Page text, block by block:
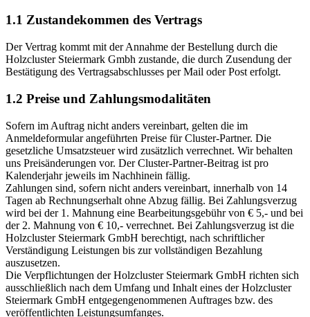
1.1 Zustandekommen des Vertrags
Der Vertrag kommt mit der Annahme der Bestellung durch die
Holzcluster Steiermark Gmbh zustande, die durch Zusendung der
Bestätigung des Vertragsabschlusses per Mail oder Post erfolgt.
1.2 Preise und Zahlungsmodalitäten
Sofern im Auftrag nicht anders vereinbart, gelten die im
Anmeldeformular angeführten Preise für Cluster-Partner. Die
gesetzliche Umsatzsteuer wird zusätzlich verrechnet. Wir behalten
uns Preisänderungen vor. Der Cluster-Partner-Beitrag ist pro
Kalenderjahr jeweils im Nachhinein fällig.
Zahlungen sind, sofern nicht anders vereinbart, innerhalb von 14
Tagen ab Rechnungserhalt ohne Abzug fällig. Bei Zahlungsverzug
wird bei der 1. Mahnung eine Bearbeitungsgebühr von € 5,- und bei
der 2. Mahnung von € 10,- verrechnet. Bei Zahlungsverzug ist die
Holzcluster Steiermark GmbH berechtigt, nach schriftlicher
Verständigung Leistungen bis zur vollständigen Bezahlung
auszusetzen.
Die Verpflichtungen der Holzcluster Steiermark GmbH richten sich
ausschließlich nach dem Umfang und Inhalt eines der Holzcluster
Steiermark GmbH entgegengenommenen Auftrages bzw. des
veröffentlichten Leistungsumfanges.